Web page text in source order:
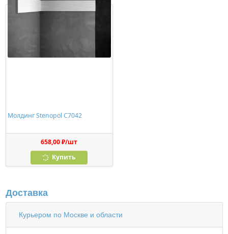
Молдинг Stenopol C7042
658,00 ₽/шт
Купить
Доставка
Курьером по Москве и области